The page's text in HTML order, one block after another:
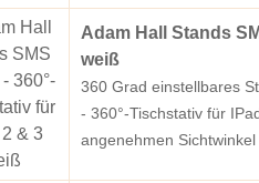
Adam Hall Stands
weiß
360 Grad einstellbares
- 360°-Tischstativ für
angenehmen